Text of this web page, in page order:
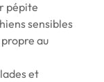
pépite
sensibles
au
et